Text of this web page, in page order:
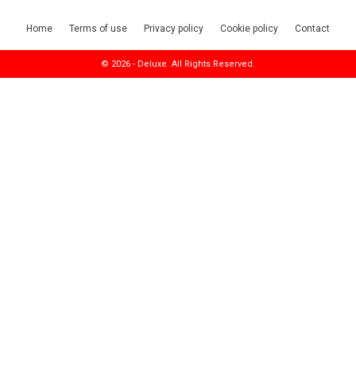
Home Terms of use Privacy policy Cookie policy Contact
© 2026 - Deluxe. All Rights Reserved.